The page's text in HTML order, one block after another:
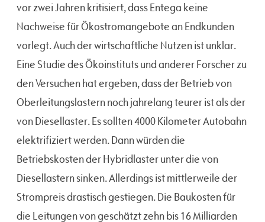
vor zwei Jahren kritisiert, dass Entega keine
Nachweise für Ökostromangebote an Endkunden
vorlegt. Auch der wirtschaftliche Nutzen ist unklar.
Eine Studie des Ökoinstituts und anderer Forscher zu
den Versuchen hat ergeben, dass der Betrieb von
Oberleitungslastern noch jahrelang teurer ist als der
von Diesellaster. Es sollten 4000 Kilometer Autobahn
elektrifiziert werden. Dann würden die
Betriebskosten der Hybridlaster unter die von
Diesellastern sinken. Allerdings ist mittlerweile der
Strompreis drastisch gestiegen. Die Baukosten für
die Leitungen von geschätzt zehn bis 16 Milliarden